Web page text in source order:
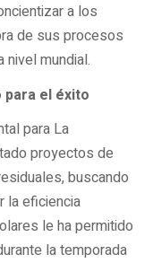
a los
de sus procesos
nivel mundial.
el éxito
para La
proyectos de
buscando
la eficiencia
le ha permitido
la temporada